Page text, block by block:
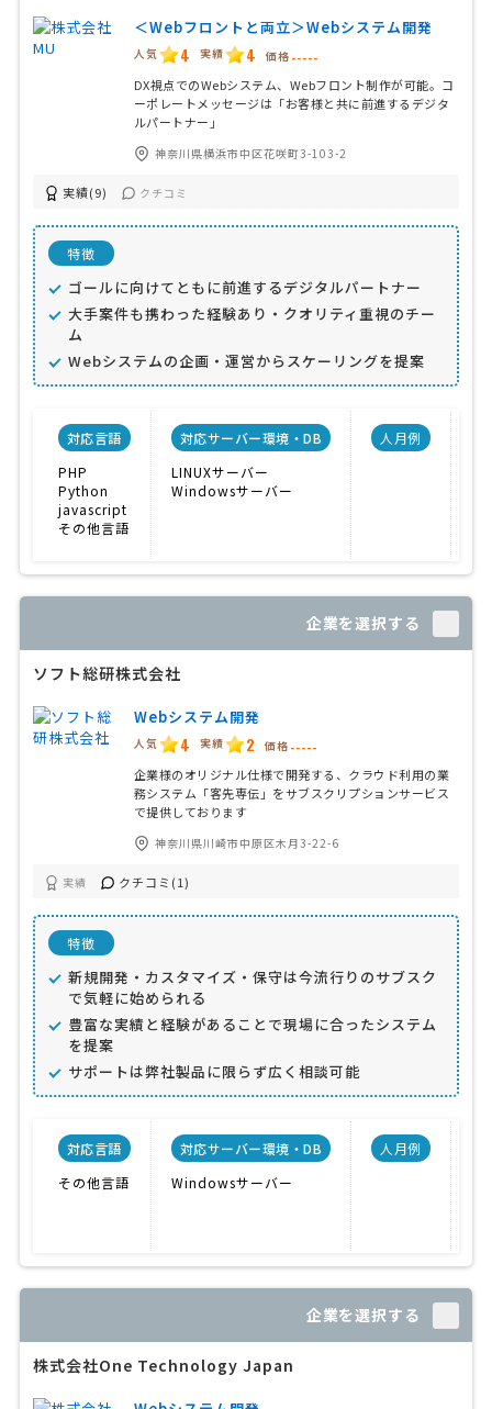
＜Webフロントと両立＞Webシステム開発
人気 4 実績 4 価格 -----
DX視点でのWebシステム、Webフロント制作が可能。コ
ーポレートメッセージは「お客様と共に前進するデジタ
ルパートナー」
神奈川県横浜市中区花咲町3-103-2
実績(9) クチコミ
特徴
ゴールに向けてともに前進するデジタルパートナー
大手案件も携わった経験あり・クオリティ重視のチー
ム
Webシステムの企画・運営からスケーリングを提案
対応言語
PHP
Python
javascript
その他言語
対応サーバー環境・DB
LINUXサーバー
Windowsサーバー
人月例
企業を選択する
ソフト総研株式会社
Webシステム開発
人気 4 実績 2 価格 -----
企業様のオリジナル仕様で開発する、クラウド利用の業
務システム「客先専伝」をサブスクリプションサービス
で提供しております
神奈川県川崎市中原区木月3-22-6
実績 クチコミ(1)
特徴
新規開発・カスタマイズ・保守は今流行りのサブスク
で気軽に始められる
豊富な実績と経験があることで現場に合ったシステム
を提案
サポートは弊社製品に限らず広く相談可能
対応言語
その他言語
対応サーバー環境・DB
Windowsサーバー
人月例
企業を選択する
株式会社One Technology Japan